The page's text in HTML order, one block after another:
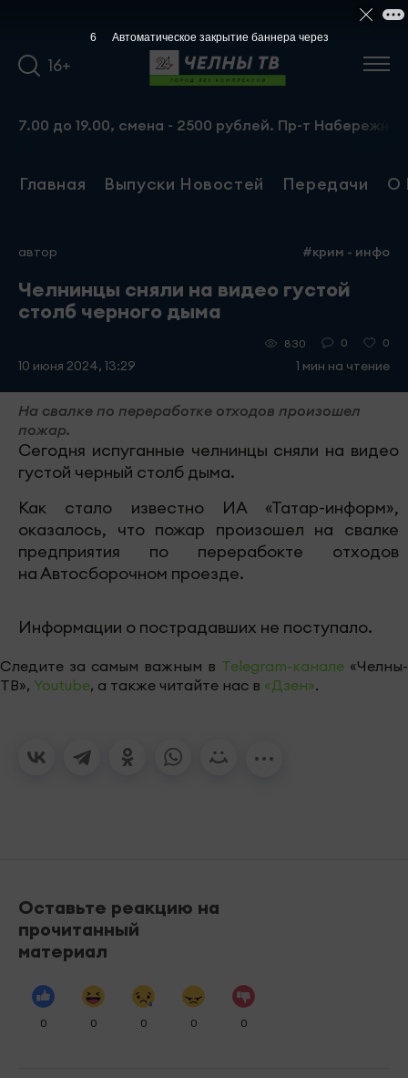
16+
19.00, смена - 2500 рублей. Пр-т
Главная Выпуски Новостей Передачи О
автор #крим - инфо
Челнинцы сняли на видео густой
столб черного дыма
10 июня 2024, 13:29
830 0 0
1 мин на чтение
На свалке по переработке отходов произошел
пожар.
Сегодня испуганные челнинцы сняли на видео
густой черный столб дыма.
Как стало известно ИА «Татар-информ»,
оказалось, что пожар произошел на свалке
предприятия по перерабокте отходов
на Автосборочном проезде.
Информации о пострадавших не поступало.
Следите за самым важным в Telegram-канале «Челны-
ТВ», Youtube, а также читайте нас в «Дзен».
Оставьте реакцию на
прочитанный
материал
0 0 0 0 0
5 Автоматическое закрытие баннера через